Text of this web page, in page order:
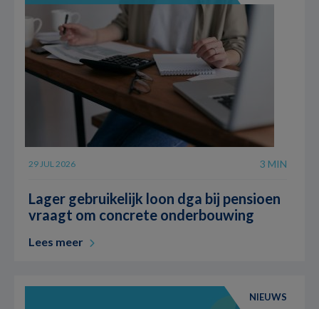
29 JUL 2026 3 MIN
Lager gebruikelijk loon dga bij pensioen
vraagt om concrete onderbouwing
Lees meer
NIEUWS